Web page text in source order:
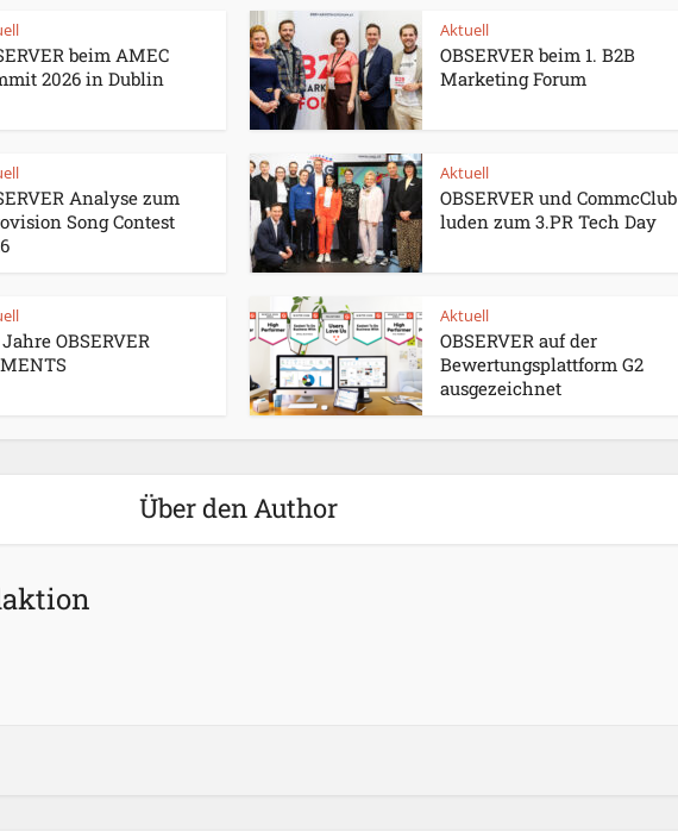
beim AMEC
2026 in Dublin
Aktuell
OBSERVER beim 1. B2B
Marketing Forum
Analyse zum
Song Contest
Aktuell
OBSERVER und CommcClub
luden zum 3.PR Tech Day
OBSERVER
Aktuell
OBSERVER auf der
Bewertungsplattform G2
ausgezeichnet
Über den Author